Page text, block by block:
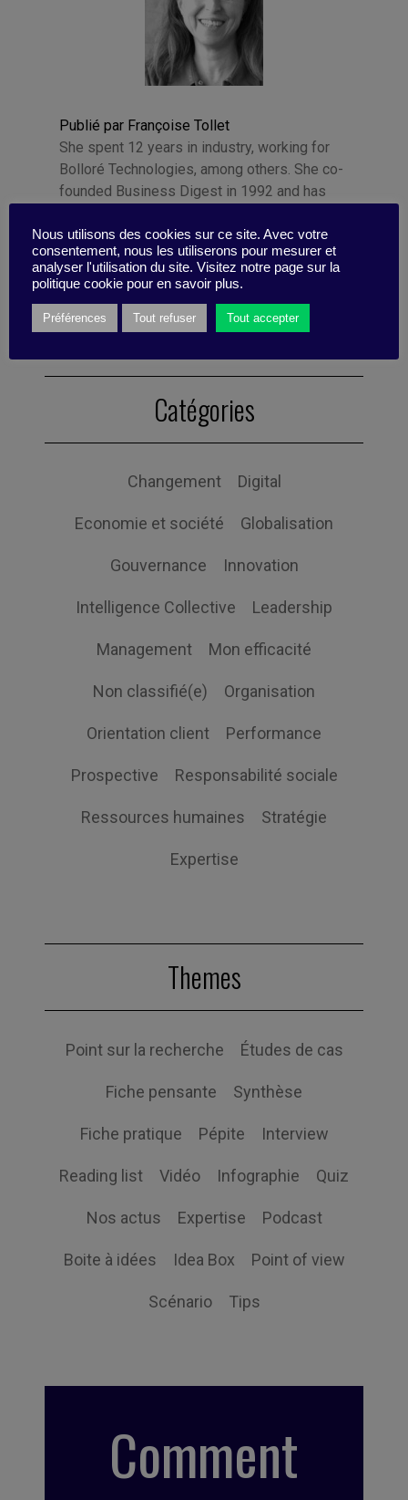
Publié par Françoise Tollet
She spent 12 years in industry, working for
Bolloré Technologies, among others. She co-
founded Business Digest in 1992 and has
she took the Internet plunge in 1996, even
before coming on board as part of the BD
team.
Catégories
Changement Digital
Economie et société Globalisation
Gouvernance Innovation
Intelligence Collective Leadership
Management Mon efficacité
Non classifié(e) Organisation
Orientation client Performance
Prospective Responsabilité sociale
Ressources humaines Stratégie
Expertise
Themes
Point sur la recherche Études de cas
Fiche pensante Synthèse
Fiche pratique Pépite Interview
Reading list Vidéo Infographie Quiz
Nos actus Expertise Podcast
Boite à idées Idea Box Point of view
Scénario Tips
Comment
Nous utilisons des cookies sur ce site. Avec votre
consentement, nous les utiliserons pour mesurer et
analyser l'utilisation du site. Visitez notre page sur la
politique cookie pour en savoir plus.
Préférences Tout refuser Tout accepter